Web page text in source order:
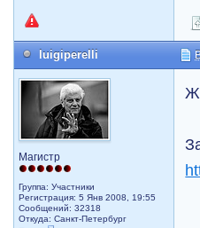
luigiperelli
Магистр
Группа: Участники
Регистрация: 5 Янв 2008, 19:55
Сообщений: 32318
Откуда: Санкт-Петербург